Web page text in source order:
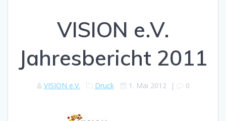
VISION e.V.
Jahresbericht 2011
VISION e.V. Druck 1. Mai 2012 | 0